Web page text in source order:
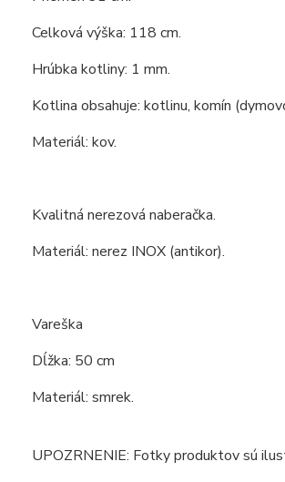
Celková výška: 118 cm.
Hrúbka kotliny: 1 mm.
Kotlina obsahuje: kotlinu, komín
Materiál: kov.
Kvalitná nerezová naberačka.
Materiál: nerez INOX (antikor).
Vareška
Dĺžka: 50 cm
Materiál: smrek.
UPOZRNENIE: Fotky produktov sú